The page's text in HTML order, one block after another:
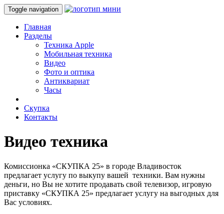
Toggle navigation
Главная
Разделы
Техника Apple
Мобильная техника
Видео
Фото и оптика
Антиквариат
Часы
Скупка
Контакты
Видео техника
Комиссионка «СКУПКА 25» в городе Владивосток
предлагает услугу по выкупу вашей техники. Вам нужны
деньги, но Вы не хотите продавать свой телевизор, игровую
приставку «СКУПКА 25» предлагает услугу на выгодных для
Вас условиях.